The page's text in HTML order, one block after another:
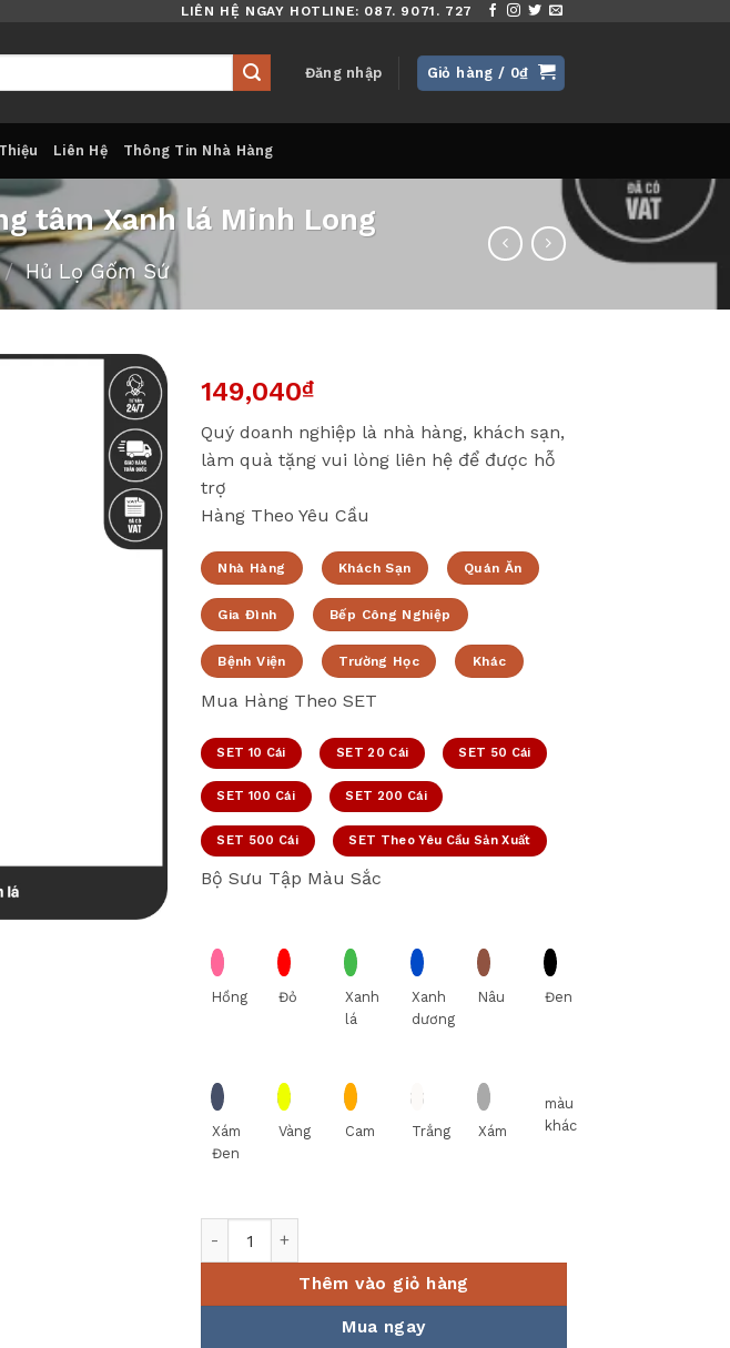
LIÊN HỆ NGAY HOTLINE: 087. 9071. 727
Đăng nhập Giỏ hàng / 0₫
Liên Hệ Thông Tin Nhà Hàng
tâm Xanh lá Minh Long
/ Hủ Lọ Gốm Sứ
149,040₫
Quý doanh nghiệp là nhà hàng, khách sạn,
làm quà tặng vui lòng liên hệ để được hỗ
trợ
Hàng Theo Yêu Cầu
Nhà Hàng Khách Sạn Quán Ăn
Gia Đình Bếp Công Nghiệp
Bệnh Viện Trường Học Khác
Mua Hàng Theo SET
SET 10 Cái SET 20 Cái SET 50 Cái
SET 100 Cái SET 200 Cái
SET 500 Cái SET Theo Yêu Cầu Sản Xuất
Bộ Sưu Tập Màu Sắc
Hồng Đỏ
Xanh
lá
Xanh
dương
Nâu Đen
Xám
Đen
Vàng Cam Trắng Xám
màu
khác
Thêm vào giỏ hàng
Mua ngay